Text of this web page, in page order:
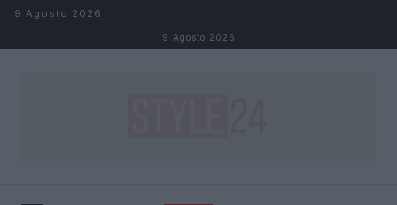
Salta al contenuto
9 Agosto 2026
9 Agosto 2026